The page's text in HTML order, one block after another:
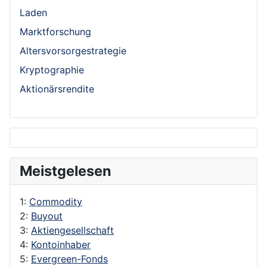
Laden
Marktforschung
Altersvorsorgestrategie
Kryptographie
Aktionärsrendite
Meistgelesen
1: Commodity
2: Buyout
3: Aktiengesellschaft
4: Kontoinhaber
5: Evergreen-Fonds